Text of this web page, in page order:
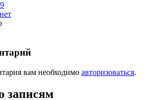
вам необходимо авторизоваться.
записям